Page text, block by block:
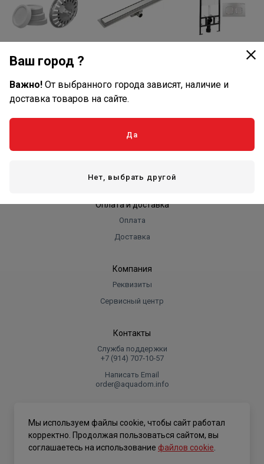
Аксессуары Душевые лотки
Инсталляции и
Оплата и доставка
Оплата
Доставка
Компания
Реквизиты
Сервисный центр
Контакты
Служба поддержки
+7 (914) 707‑10‑57
Написать Email
order@aquadom.info
.
Ваш город ?
Важно! От выбранного города зависят, наличие и
доставка товаров на сайте.
Да
Нет, выбрать другой
Мы используем файлы cookie, чтобы сайт работал
корректно. Продолжая пользоваться сайтом, вы
соглашаетесь на использование файлов cookie